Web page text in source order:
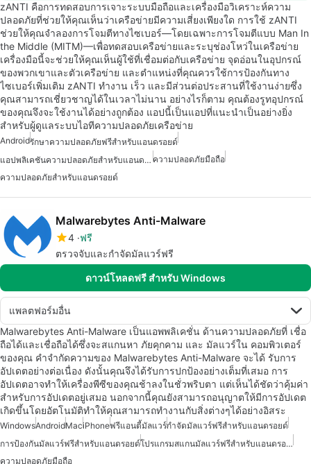
zANTI คือการทดสอบการเจาะระบบมือถือและเครื่องมือวิเคราะห์ความ
ปลอดภัยที่ช่วยให้คุณเห็นว่าเครือข่ายมีความเสี่ยงเพียงใด การใช้ zANTI
ช่วยให้คุณจำลองการโจมตีทางไซเบอร์—โดยเฉพาะการโจมตีแบบ Man In
the Middle (MITM)—เพื่อทดสอบเครือข่ายและระบุช่องโหว่ในเครือข่าย
เครื่องมือนี้จะช่วยให้คุณเห็นผู้ใช้ที่เชื่อมต่อกับเครือข่าย จุดอ่อนในอุปกรณ์
ของพวกเขาและตัวเครือข่าย และตำแหน่งที่คุณควรใช้การป้องกันทาง
ไซเบอร์เพิ่มเติม zANTI ทำงาน เร็ว และมีส่วนต่อประสานที่ใช้งานง่ายซึ่ง
คุณสามารถเชี่ยวชาญได้ในเวลาไม่นาน อย่างไรก็ตาม คุณต้องรูทอุปกรณ์
ของคุณจึงจะใช้งานได้อย่างถูกต้อง แอปนี้เป็นแอปที่แนะนำเป็นอย่างยิ่ง
สำหรับผู้ดูแลระบบไอทีความปลอดภัยเครือข่าย
Androidรักษาความปลอดภัยฟรีสำหรับแอนดรอยด์
แอปพลิเคชันความปลอดภัยสำหรับแอนดรอยด์ ความปลอดภัยมือถือ
ความปลอดภัยสำหรับแอนดรอยด์
Malwarebytes Anti-Malware
4 ฟรี
ตรวจจับและกำจัดมัลแวร์ฟรี
ดาวน์โหลดฟรี สำหรับ Windows
แพลตฟอร์มอื่น
Malwarebytes Anti-Malware เป็นแอพพลิเคชั่น ด้านความปลอดภัยที่ เชื่อ
ถือได้และเชื่อถือได้ซึ่งจะสแกนหา ภัยคุกคาม และ มัลแวร์ใน คอมพิวเตอร์
ของคุณ คำจำกัดความของ Malwarebytes Anti-Malware จะได้ รับการ
อัปเดตอย่างต่อเนื่อง ดังนั้นคุณจึงได้รับการปกป้องอย่างเต็มที่เสมอ การ
อัปเดตอาจทำให้เครื่องพีซีของคุณช้าลงในชั่วพริบตา แต่เห็นได้ชัดว่าคุ้มค่า
สำหรับการอัปเดตอยู่เสมอ นอกจากนี้คุณยังสามารถอนุญาตให้มีการอัปเดต
เกิดขึ้นโดยอัตโนมัติทำให้คุณสามารถทำงานกับสิ่งต่างๆได้อย่างอิสระ
WindowsAndroidMaciPhoneฟรีแอนตี้มัลแวร์กำจัดมัลแวร์ฟรีสำหรับแอนดรอยด์
การป้องกันมัลแวร์ฟรีสำหรับแอนดรอยด์
โปรแกรมสแกนมัลแวร์ฟรีสำหรับแอนดรอยด์
ความปลอดภัยมือถือ